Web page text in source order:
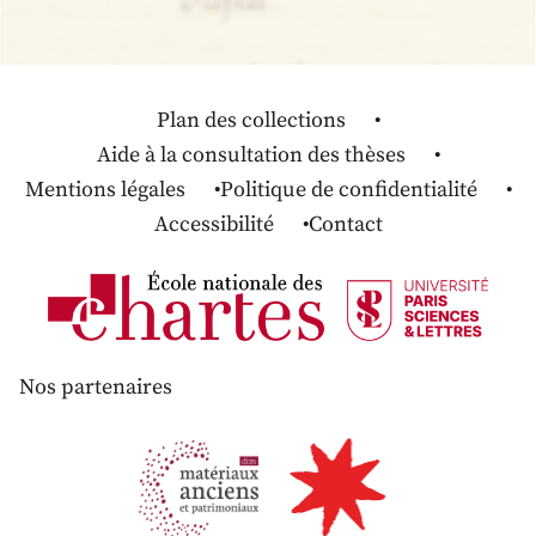
Plan des collections
Aide à la consultation des thèses
Mentions légales
Politique de confidentialité
Accessibilité
Contact
Nos partenaires